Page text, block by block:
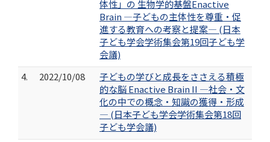
体性」の 生物学的基盤Enactive
Brain ―子どもの主体性を尊重・促
進する教育への考察と提案― (日本
子ども学会学術集会第19回子ども学
会議)
4.
2022/10/08
子どもの学びと成長をささえる積極
的な脳 Enactive Brain II ―社会・文
化の中での概念・知識の獲得・形成
― (日本子ども学会学術集会第18回
子ども学会議)